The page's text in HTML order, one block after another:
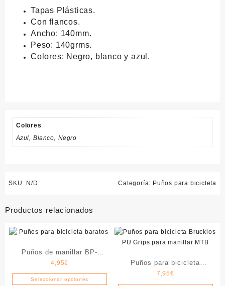
Tapas Plásticas.
Con flancos.
Ancho: 140mm.
Peso: 140grms.
Colores: Negro, blanco y azul.
Colores
Azul, Blanco, Negro
SKU: N/D Categoría: Puños para bicicleta
Productos relacionados
Puños de manillar BP-
GRIPS
4,95€
Seleccionar opciones
Este
Puños para bicicleta
Brucklos Grips
7,95€